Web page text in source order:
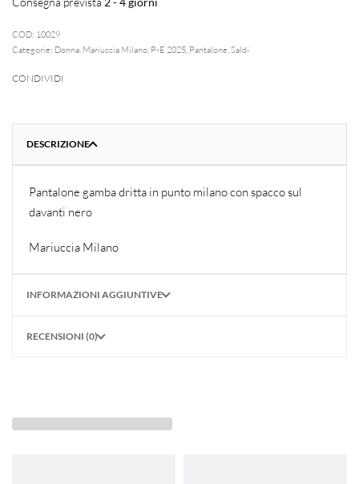
2 - 4 giorni
10029
Categorie: Donna, Mariuccia Milano, P-E 2025, Pantalone,Saldi
CONDIVIDI
DESCRIZIONE
Pantalone gamba dritta in punto milano con spacco sul
davanti nero
Mariuccia Milano
INFORMAZIONI AGGIUNTIVE
RECENSIONI (0)